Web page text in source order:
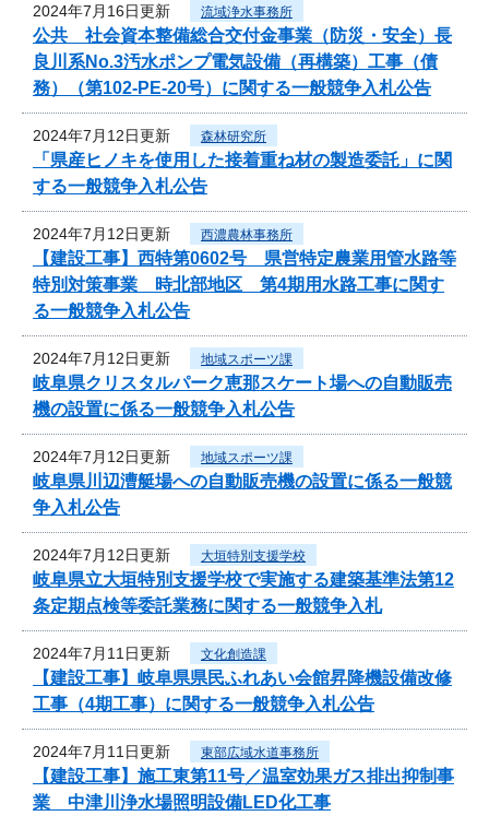
2024年7月16日更新 流域浄水事務所
公共 社会資本整備総合交付金事業（防災・安全）長
良川系No.3汚水ポンプ電気設備（再構築）工事（債
務）（第102-PE-20号）に関する一般競争入札公告
2024年7月12日更新 森林研究所
「県産ヒノキを使用した接着重ね材の製造委託」に関
する一般競争入札公告
2024年7月12日更新 西濃農林事務所
【建設工事】西特第0602号 県営特定農業用管水路等
特別対策事業 時北部地区 第4期用水路工事に関す
る一般競争入札公告
2024年7月12日更新 地域スポーツ課
岐阜県クリスタルパーク恵那スケート場への自動販売
機の設置に係る一般競争入札公告
2024年7月12日更新 地域スポーツ課
岐阜県川辺漕艇場への自動販売機の設置に係る一般競
争入札公告
2024年7月12日更新 大垣特別支援学校
岐阜県立大垣特別支援学校で実施する建築基準法第12
条定期点検等委託業務に関する一般競争入札
2024年7月11日更新 文化創造課
【建設工事】岐阜県県民ふれあい会館昇降機設備改修
工事（4期工事）に関する一般競争入札公告
2024年7月11日更新 東部広域水道事務所
【建設工事】施工東第11号／温室効果ガス排出抑制事
業 中津川浄水場照明設備LED化工事